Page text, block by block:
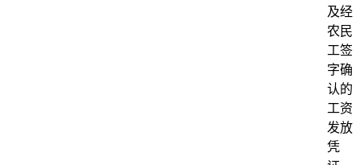
及经
农民
工签
字确
认的
工资
发放
凭